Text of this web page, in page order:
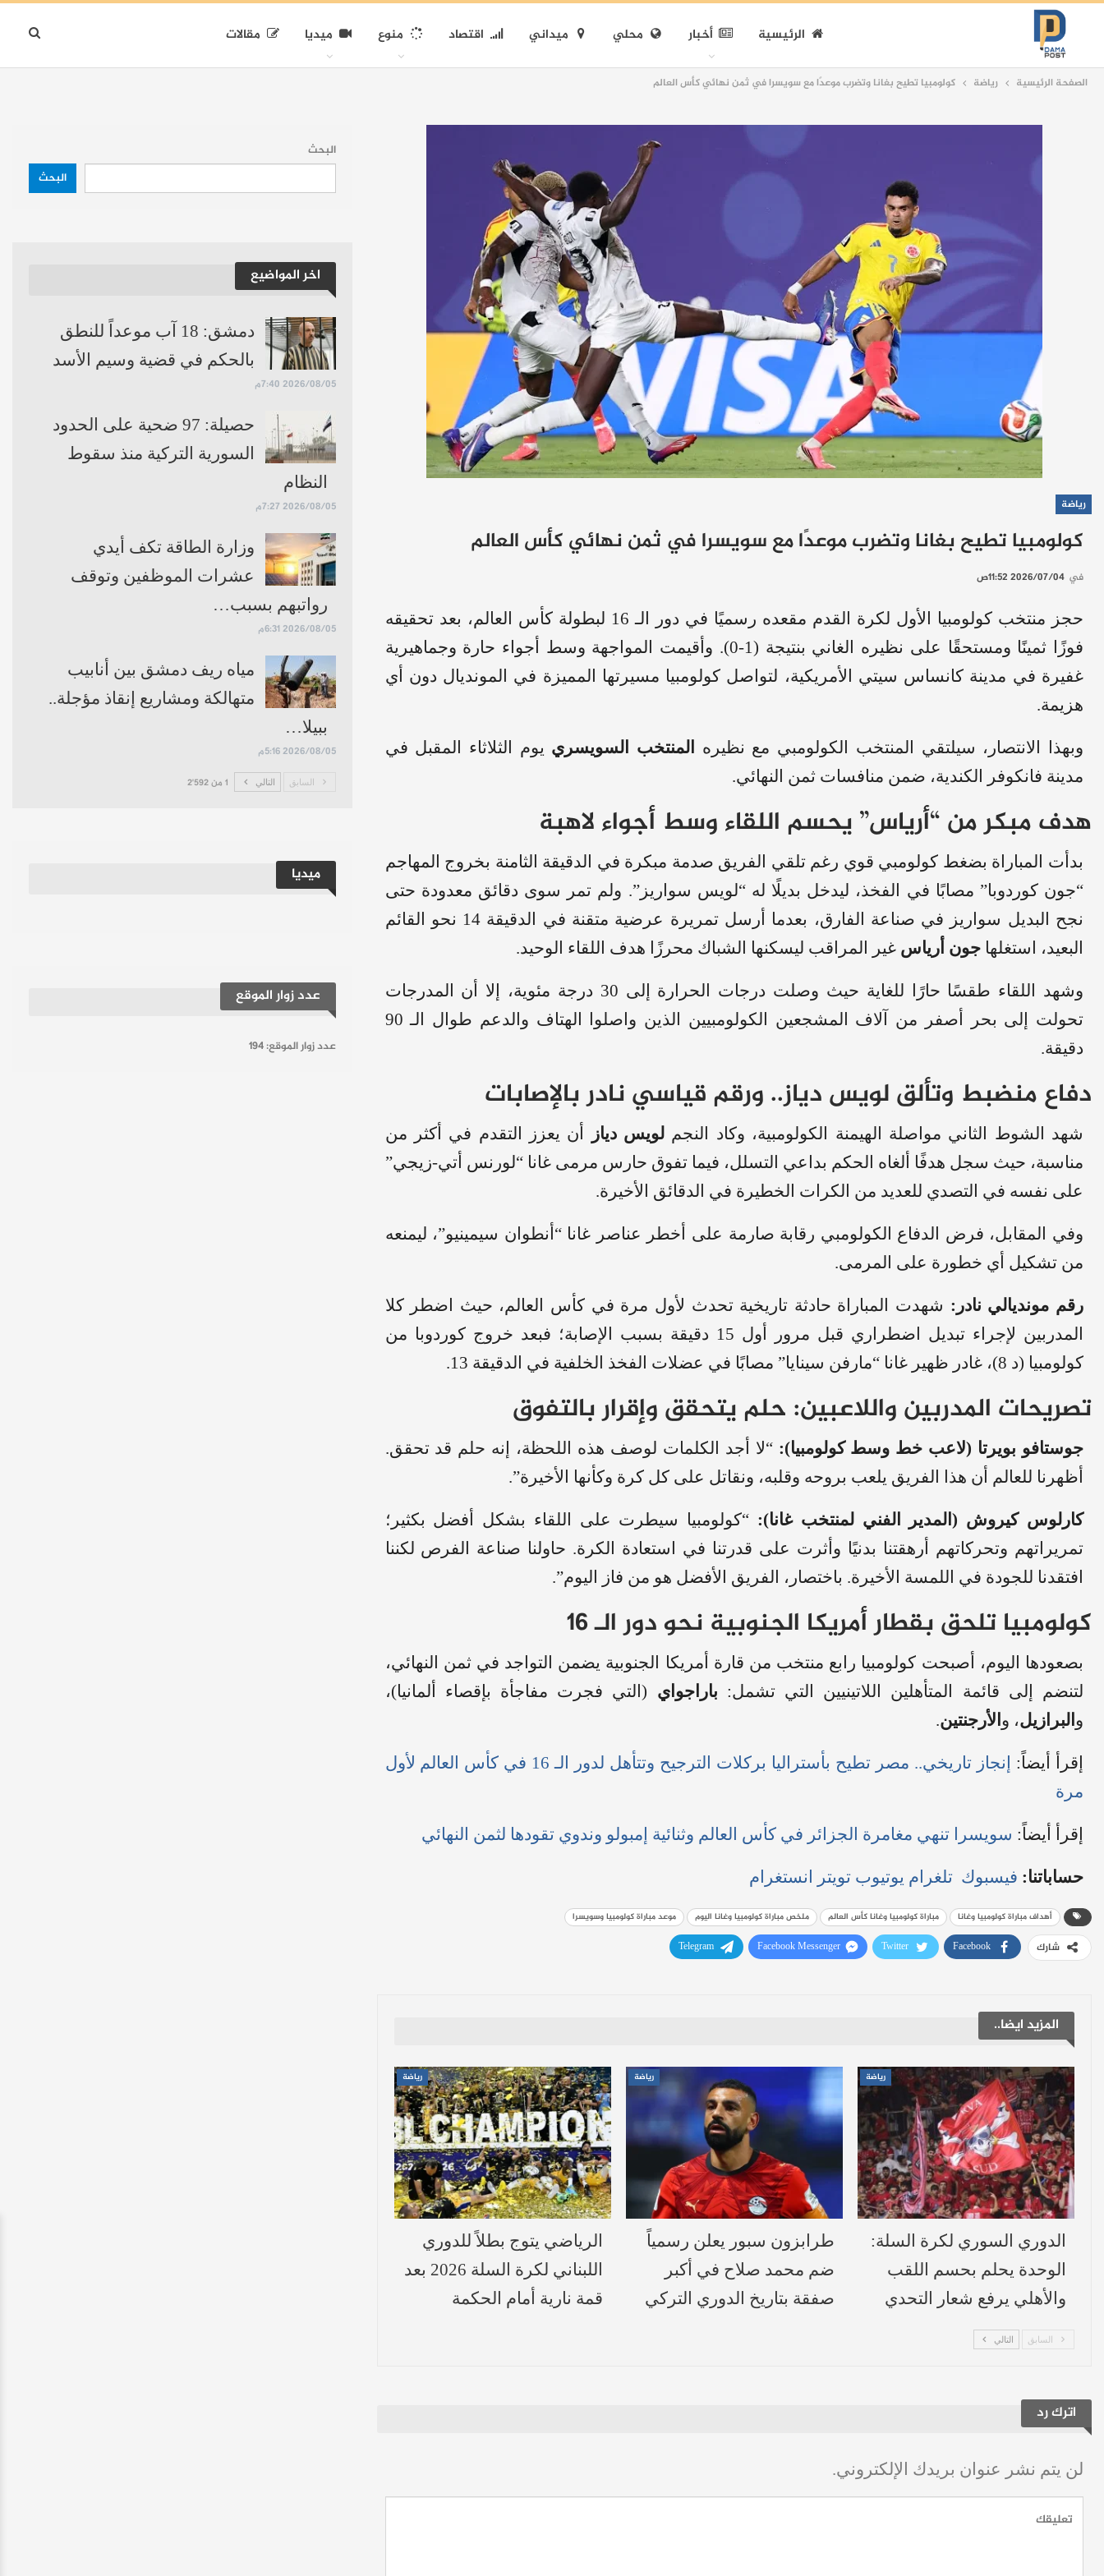
الرئيسية أخبار محلي ميداني اقتصاد منوع ميديا مقالات
الصفحة الرئيسية رياضة كولومبيا تطيح بغانا وتضرب موعدًا مع سويسرا في ثمن نهائي كأس العالم
رياضة
كولومبيا تطيح بغانا وتضرب موعدًا مع سويسرا في ثمن نهائي كأس العالم
في 2026/07/04 11:52ص
حجز منتخب كولومبيا الأول لكرة القدم مقعده رسميًا في دور الـ 16 لبطولة كأس العالم، بعد تحقيقه
فوزًا ثمينًا ومستحقًا على نظيره الغاني بنتيجة (1-0). وأقيمت المواجهة وسط أجواء حارة وجماهيرية
غفيرة في مدينة كانساس سيتي الأمريكية، لتواصل كولومبيا مسيرتها المميزة في المونديال دون أي
هزيمة.
وبهذا الانتصار، سيلتقي المنتخب الكولومبي مع نظيره المنتخب السويسري يوم الثلاثاء المقبل في
مدينة فانكوفر الكندية، ضمن منافسات ثمن النهائي.
هدف مبكر من “أرياس” يحسم اللقاء وسط أجواء لاهبة
بدأت المباراة بضغط كولومبي قوي رغم تلقي الفريق صدمة مبكرة في الدقيقة الثامنة بخروج المهاجم
“جون كوردوبا” مصابًا في الفخذ، ليدخل بديلًا له “لويس سواريز”. ولم تمر سوى دقائق معدودة حتى
نجح البديل سواريز في صناعة الفارق، بعدما أرسل تمريرة عرضية متقنة في الدقيقة 14 نحو القائم
البعيد، استغلها جون أرياس غير المراقب ليسكنها الشباك محرزًا هدف اللقاء الوحيد.
وشهد اللقاء طقسًا حارًا للغاية حيث وصلت درجات الحرارة إلى 30 درجة مئوية، إلا أن المدرجات
تحولت إلى بحر أصفر من آلاف المشجعين الكولومبيين الذين واصلوا الهتاف والدعم طوال الـ 90
دقيقة.
دفاع منضبط وتألق لويس دياز.. ورقم قياسي نادر بالإصابات
شهد الشوط الثاني مواصلة الهيمنة الكولومبية، وكاد النجم لويس دياز
أن يعزز التقدم في أكثر من
مناسبة، حيث سجل هدفًا ألغاه الحكم بداعي التسلل، فيما تفوق حارس مرمى غانا “لورنس أتي-زيجي”
على نفسه في التصدي للعديد من الكرات الخطيرة في الدقائق الأخيرة.
وفي المقابل، فرض الدفاع الكولومبي رقابة صارمة على أخطر عناصر غانا “أنطوان سيمينيو”، ليمنعه
من تشكيل أي خطورة على المرمى.
رقم مونديالي نادر: شهدت المباراة حادثة تاريخية تحدث لأول مرة في كأس العالم، حيث اضطر كلا
المدربين لإجراء تبديل اضطراري قبل مرور أول 15 دقيقة بسبب الإصابة؛ فبعد خروج كوردوبا من
كولومبيا (د 8)، غادر ظهير غانا “مارفن سينايا” مصابًا في عضلات الفخذ الخلفية في الدقيقة 13.
تصريحات المدربين واللاعبين: حلم يتحقق وإقرار بالتفوق
جوستافو بويرتا (لاعب خط وسط كولومبيا): “لا أجد الكلمات لوصف هذه اللحظة، إنه حلم قد تحقق.
أظهرنا للعالم أن هذا الفريق يلعب بروحه وقلبه، ونقاتل على كل كرة وكأنها الأخيرة”.
كارلوس كيروش (المدير الفني لمنتخب غانا): “كولومبيا سيطرت على اللقاء بشكل أفضل بكثير؛
تمريراتهم وتحركاتهم أرهقتنا بدنيًا وأثرت على قدرتنا في استعادة الكرة. حاولنا صناعة الفرص لكننا
افتقدنا للجودة في اللمسة الأخيرة. باختصار، الفريق الأفضل هو من فاز اليوم”.
كولومبيا تلحق بقطار أمريكا الجنوبية نحو دور الـ 16
بصعودها اليوم، أصبحت كولومبيا رابع منتخب من قارة أمريكا الجنوبية يضمن التواجد في ثمن النهائي،
لتنضم إلى قائمة المتأهلين اللاتينيين التي تشمل: باراجواي (التي فجرت مفاجأة بإقصاء ألمانيا)،
و البرازيل، و الأرجنتين.
إقرأ أيضاً:
إنجاز تاريخي.. مصر تطيح بأستراليا بركلات الترجيح وتتأهل لدور الـ 16 في كأس العالم لأول
مرة
إقرأ أيضاً: سويسرا تنهي مغامرة الجزائر في كأس العالم وثنائية إمبولو وندوي تقودها لثمن النهائي
حساباتنا: فيسبوك تلغرام يوتيوب تويتر انستغرام
أهداف مباراة كولومبيا وغانا مباراة كولومبيا وغانا كأس العالم ملخص مباراة كولومبيا وغانا اليوم موعد مباراة كولومبيا وسويسرا
شارك Facebook
Twitter
Facebook Messenger
Telegram
المزيد ايضا..
رياضة
الدوري السوري لكرة السلة:
الوحدة يحلم بحسم اللقب
والأهلي يرفع شعار التحدي
رياضة
طرابزون سبور يعلن رسمياً
ضم محمد صلاح في أكبر
صفقة بتاريخ الدوري التركي
رياضة
الرياضي يتوج بطلاً للدوري
اللبناني لكرة السلة 2026 بعد
قمة نارية أمام الحكمة
السابق التالي
اترك رد
لن يتم نشر عنوان بريدك الإلكتروني.
البحث
البحث
اخر المواضيع
دمشق: 18 آب موعداً للنطق
بالحكم في قضية وسيم الأسد
2026/08/05 7:40م
حصيلة: 97 ضحية على الحدود
السورية التركية منذ سقوط
النظام
2026/08/05 7:27م
وزارة الطاقة تكف أيدي
عشرات الموظفين وتوقف
رواتبهم بسبب…
2026/08/05 6:31م
مياه ريف دمشق بين أنابيب
متهالكة ومشاريع إنقاذ مؤجلة..
ببيلا…
2026/08/05 5:16م
السابق التالي 1 من 2٬592
ميديا
عدد زوار الموقع
عدد زوار الموقع:194